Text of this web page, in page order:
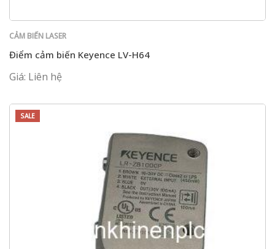
CẢM BIẾN LASER
Điểm cảm biến Keyence LV-H64
Giá: Liên hệ
SALE